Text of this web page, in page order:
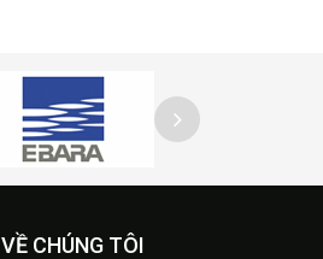
VỀ CHÚNG TÔI